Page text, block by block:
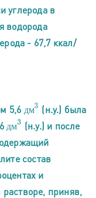
углерода в
водорода
- 67,7 ккал/
5,6 дм
дм3 (н.у.) была
дм
дм3 (н.у.) и после
состав
и
приняв,